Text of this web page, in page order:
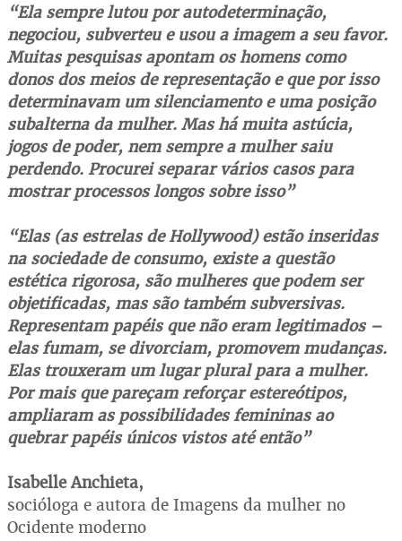
“Ela sempre lutou por autodeterminação,
negociou, subverteu e usou a imagem a seu favor.
Muitas pesquisas apontam os homens como
donos dos meios de representação e que por isso
determinavam um silenciamento e uma posição
subalterna da mulher. Mas há muita astúcia,
jogos de poder, nem sempre a mulher saiu
perdendo. Procurei separar vários casos para
mostrar processos longos sobre isso”
“Elas (as estrelas de Hollywood) estão inseridas
na sociedade de consumo, existe a questão
estética rigorosa, são mulheres que podem ser
objetificadas, mas são também subversivas.
Representam papéis que não eram legitimados –
elas fumam, se divorciam, promovem mudanças.
Elas trouxeram um lugar plural para a mulher.
Por mais que pareçam reforçar estereótipos,
ampliaram as possibilidades femininas ao
quebrar papéis únicos vistos até então”
Isabelle Anchieta,
socióloga e autora de Imagens da mulher no
Ocidente moderno